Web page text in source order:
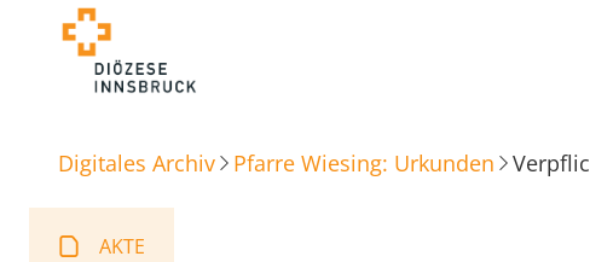
Digitales Archiv Pfarre Wiesing: Urkunden
AKTE